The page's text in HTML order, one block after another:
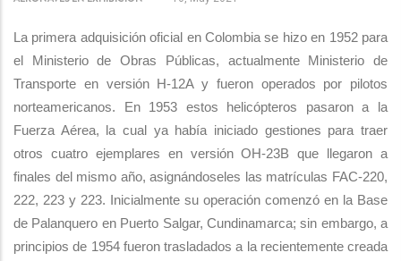
La primera adquisición oficial en Colombia se hizo en 1952 para
el Ministerio de Obras Públicas, actualmente Ministerio de
Transporte en versión H-12A y fueron operados por pilotos
norteamericanos. En 1953 estos helicópteros pasaron a la
Fuerza Aérea, la cual ya había iniciado gestiones para traer
otros cuatro ejemplares en versión OH-23B que llegaron a
finales del mismo año, asignándoseles las matrículas FAC-220,
222, 223 y 223. Inicialmente su operación comenzó en la Base
de Palanquero en Puerto Salgar, Cundinamarca; sin embargo, a
principios de 1954 fueron trasladados a la recientemente creada